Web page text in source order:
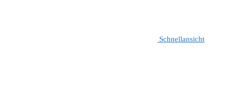
Schnellansicht